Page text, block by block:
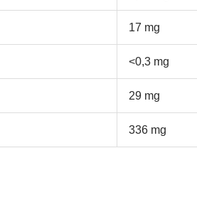
17 mg
<0,3 mg
29 mg
336 mg